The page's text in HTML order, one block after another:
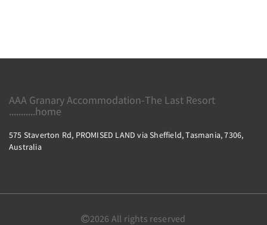
AAA Granary Accommodation-The Last Resort
...........home
575 Staverton Rd, PROMISED LAND via Sheffield, Tasmania, 7306,
Australia
2026 All rights reserved